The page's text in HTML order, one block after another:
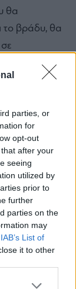
parties, or
for
opt-out
after your
seeing
utilized by
prior to
further
parties on the
may
IAB’s List of
it to other
Google
θα
το βράδυ, θα
να